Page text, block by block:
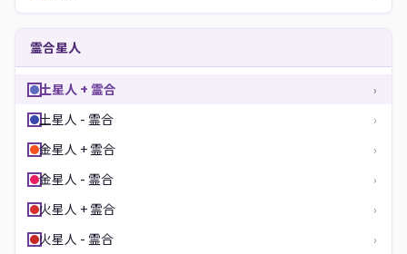
霊合星人
土星人 + 霊合 ›
土星人 - 霊合 ›
金星人 + 霊合 ›
金星人 - 霊合 ›
火星人 + 霊合 ›
火星人 - 霊合 ›